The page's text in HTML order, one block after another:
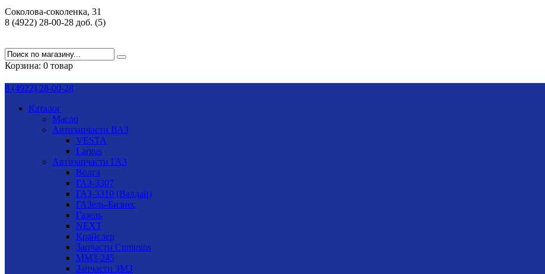
Соколова-соколенка, 31
8 (4922) 28-00-28 доб. (5)
Корзина: 0 товар
8 (4922) 28-00-28
Каталог
Масло
Автозапчасти ВАЗ
VESTA
Largus
Автозапчасти ГАЗ
Волга
ГАЗ-3307
ГАЗ-3310 (Валдай)
ГАЗель-Бизнес
Газель
NEXT
Крайслер
Запчасти Cummins
ММЗ-245
Запчасти ЗМЗ